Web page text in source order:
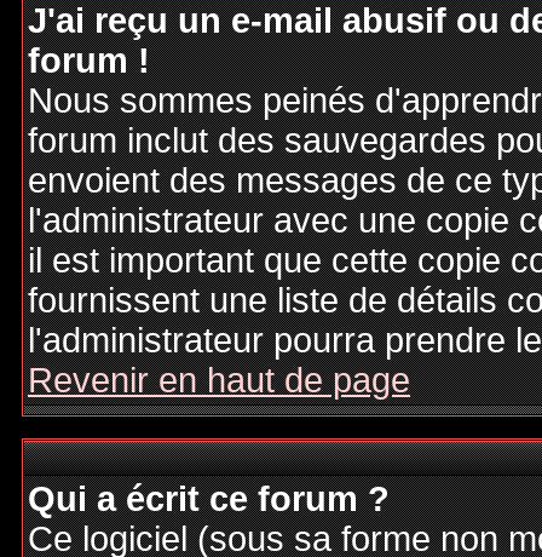
J'ai reçu un e-mail abusif ou
forum !
Nous sommes peinés
forum inclut des sauvegardes
envoient des messages de ce
l'administrateur avec une copie
il est important que cette copie
fournissent une liste de détails
l'administrateur pourra prendre
Revenir en haut de page
Qui a écrit ce forum ?
Ce logiciel (sous sa forme non